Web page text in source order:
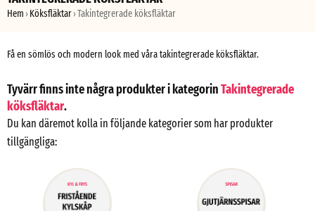
Hem › Köksfläktar ›Takintegrerade köksfläktar
Få en sömlös och modern look med våra takintegrerade köksfläktar.
Tyvärr finns inte några produkter i kategorinTakintegrerade
köksfläktar.
Du kan däremot kolla in följande kategorier som har produkter
tillgängliga: